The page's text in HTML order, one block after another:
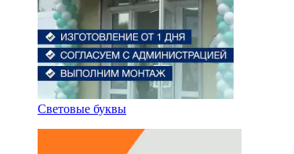
Световые буквы